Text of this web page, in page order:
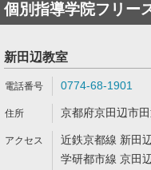
個別指導学院フリー
新田辺教室
0774-68-1901
京都府京田辺市
近鉄京都線 新田
学研都市線 京田